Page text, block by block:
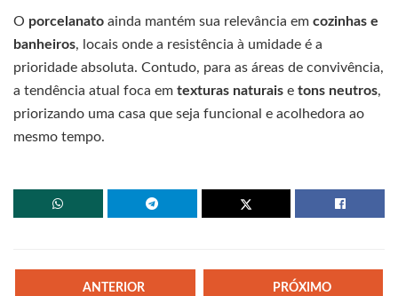
O porcelanato ainda mantém sua relevância em cozinhas e
banheiros, locais onde a resistência à umidade é a
prioridade absoluta. Contudo, para as áreas de convivência,
a tendência atual foca em texturas naturais e tons neutros,
priorizando uma casa que seja funcional e acolhedora ao
mesmo tempo.
ANTERIOR PRÓXIMO